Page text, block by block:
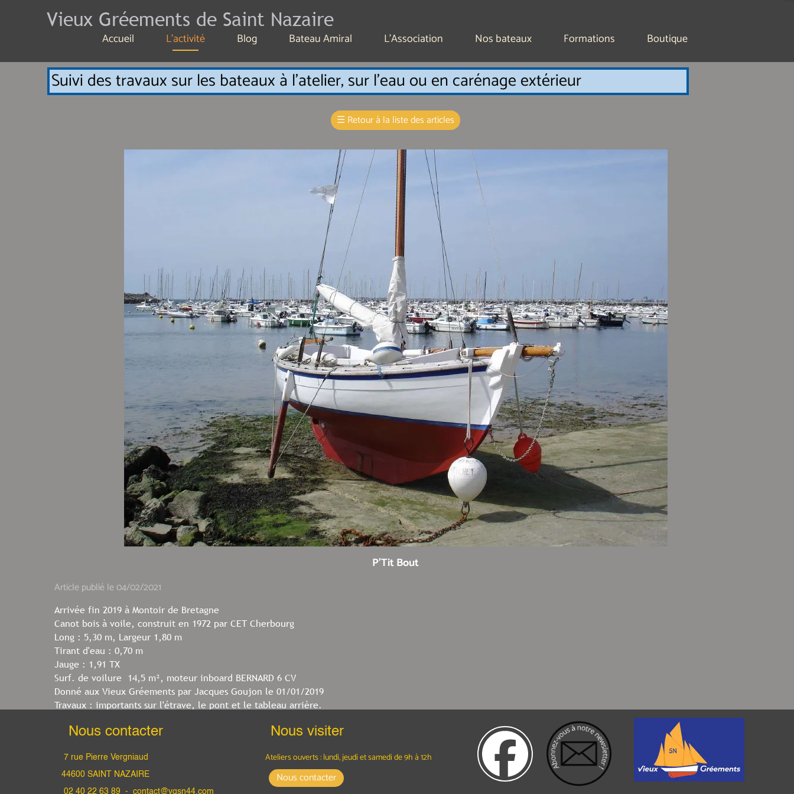
Accueil L'activité Blog Bateau Amiral L'Association Nos bateaux Formations Boutique
Vieux Gréements de Saint Nazaire
Nous contacter
7 rue Pierre Vergniaud
44600 SAINT NAZAIRE
02 40 22 63 89 - contact@vgsn44.com
Nous contacter
Nous visiter
Ateliers ouverts : lundi, jeudi et samedide 9h à 12h
Suivi des travaux sur les bateaux à l'atelier, sur l'eau ou en carénage extérieur
☰ Retour à la liste des articles
P'Tit Bout
Article publié le 04/02/2021
Arrivée fin 2019 à Montoir de Bretagne
Canot bois à voile, construit en 1972 par CET Cherbourg
Long : 5,30 m, Largeur 1,80 m
Tirant d'eau : 0,70 m
Jauge : 1,91 TX
Surf. de voilure 14,5 m², moteur inboard BERNARD 6 CV
Donné aux Vieux Gréements par Jacques Goujon le 01/01/2019
Travaux : importants sur l'étrave, le pont et le tableau arrière.